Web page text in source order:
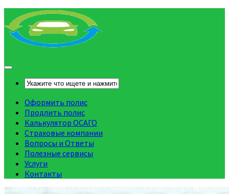
Оформить полис
Продлить полис
Калькулятор ОСАГО
Страховые компании
Вопросы и Ответы
Полезные сервисы
Услуги
Контакты